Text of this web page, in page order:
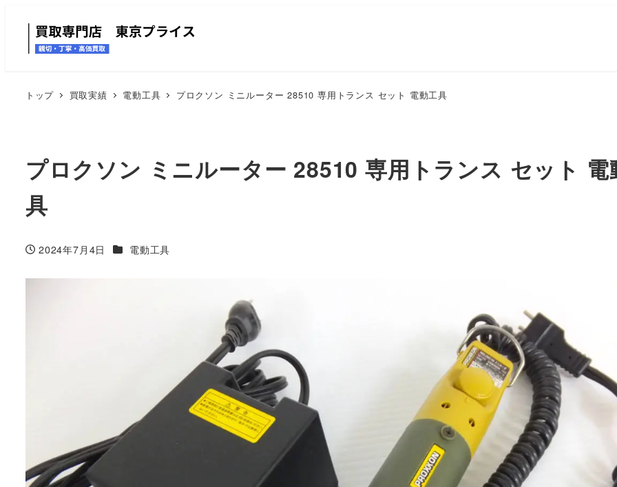
トップ 買取実績 電動工具 プロクソン ミニルーター 28510 専用トランス セット 電動工具
プロクソン ミニルーター 28510 専用トランス セット 電
具
投稿日
2024年7月4日 カテゴリー
電動工具